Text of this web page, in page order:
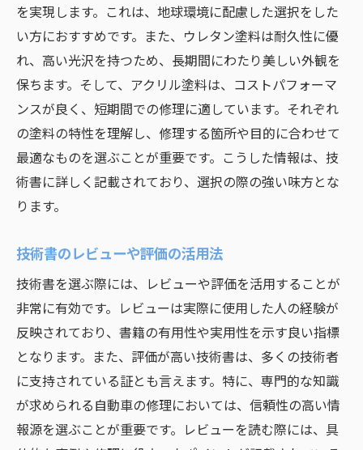
を実現します。これは、地球環境に配慮した選択をした
い方におすすめです。また、ウレタン塗料は耐久性に優
れ、高い光沢を持つため、長期間にわたり美しい外観を
保ちます。そして、アクリル塗料は、コストパフォーマ
ンスが良く、短期間での修理に適しています。それぞれ
の塗料の特性を理解し、修理する箇所や目的に合わせて
最適なものを選ぶことが重要です。こうした情報は、技
術書に詳しく記載されており、選択の際の強い味方とな
ります。
技術書のレビューや評価の活用法
技術書を選ぶ際には、レビューや評価を活用することが
非常に有効です。レビューは実際に使用した人の経験が
反映されており、書籍の有用性や実用性を示す良い指標
となります。また、評価が高い技術書は、多くの技術者
に支持されている証とも言えます。特に、専門的な知識
が求められる自動車の修理においては、信頼性の高い情
報源を選ぶことが重要です。レビューを読む際には、具